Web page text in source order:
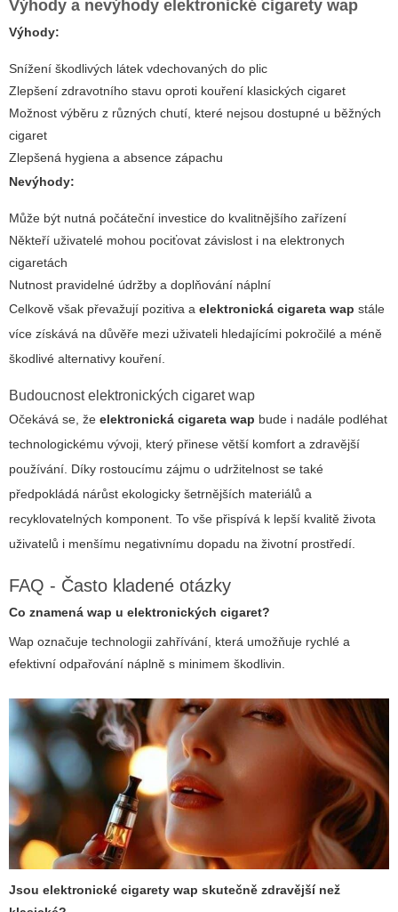
Výhody a nevýhody elektronické cigarety wap
Výhody:
Snížení škodlivých látek vdechovaných do plic
Zlepšení zdravotního stavu oproti kouření klasických cigaret
Možnost výběru z různých chutí, které nejsou dostupné u běžných
cigaret
Zlepšená hygiena a absence zápachu
Nevýhody:
Může být nutná počáteční investice do kvalitnějšího zařízení
Někteří uživatelé mohou pociťovat závislost i na elektronych
cigaretách
Nutnost pravidelné údržby a doplňování náplní
Celkově však převažují pozitiva a elektronická cigareta wap stále
více získává na důvěře mezi uživateli hledajícími pokročilé a méně
škodlivé alternativy kouření.
Budoucnost elektronických cigaret wap
Očekává se, že elektronická cigareta wap bude i nadále podléhat
technologickému vývoji, který přinese větší komfort a zdravější
používání. Díky rostoucímu zájmu o udržitelnost se také
předpokládá nárůst ekologicky šetrnějších materiálů a
recyklovatelných komponent. To vše přispívá k lepší kvalitě života
uživatelů i menšímu negativnímu dopadu na životní prostředí.
FAQ - Často kladené otázky
Co znamená wap u elektronických cigaret?
Wap označuje technologii zahřívání, která umožňuje rychlé a
efektivní odpařování náplně s minimem škodlivin.
Jsou elektronické cigarety wap skutečně zdravější než